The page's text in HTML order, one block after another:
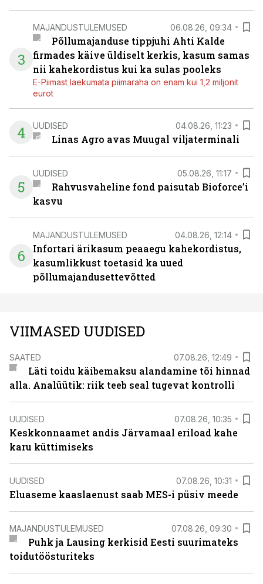
3
MAJANDUSTULEMUSED 06.08.26, 09:34
Põllumajanduse tippjuhi Ahti Kalde
firmades käive üldiselt kerkis, kasum samas
nii kahekordistus kui ka sulas pooleks
E-Piimast laekumata piimaraha on enam kui 1,2 miljonit
eurot
4 UUDISED 04.08.26, 11:23
Linas Agro avas Muugal viljaterminali
5
UUDISED 05.08.26, 11:17
Rahvusvaheline fond paisutab Bioforce’i
kasvu
6
MAJANDUSTULEMUSED 04.08.26, 12:14
Infortari ärikasum peaaegu kahekordistus,
kasumlikkust toetasid ka uued
põllumajandusettevõtted
VIIMASED UUDISED
SAATED 07.08.26, 12:49
Läti toidu käibemaksu alandamine tõi hinnad
alla. Analüütik: riik teeb seal tugevat kontrolli
UUDISED 07.08.26, 10:35
Keskkonnaamet andis Järvamaal eriload kahe
karu küttimiseks
UUDISED 07.08.26, 10:31
Eluaseme kaaslaenust saab MES-i püsiv meede
MAJANDUSTULEMUSED 07.08.26, 09:30
Puhk ja Lausing kerkisid Eesti suurimateks
toidutöösturiteks